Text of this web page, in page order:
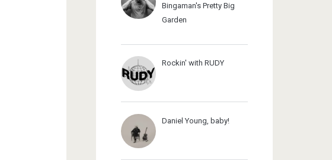
Bingaman's Pretty Big
Garden
Rockin' with RUDY
Daniel Young, baby!